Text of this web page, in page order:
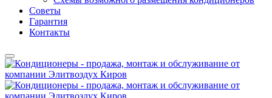
Советы
Гарантия
Контакты